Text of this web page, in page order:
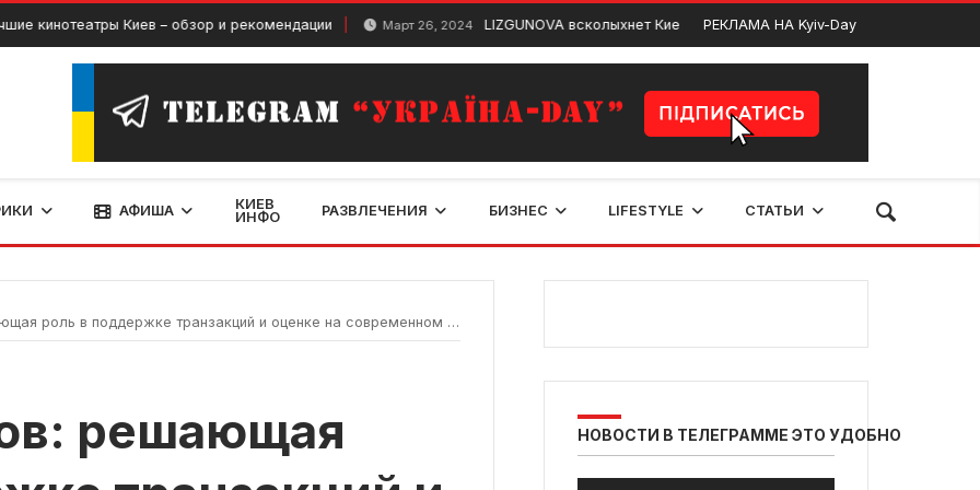
Киев – обзор и рекомендации Март 26, 2024 LIZGUNOVA всколыхнет Киев мощным рок-вечером Декабрь 18, 2023
РЕКЛАМА НА Kyiv-Day
АФИША
КИЕВ
ИНФО
РАЗВЛЕЧЕНИЯ БИЗНЕС LIFESTYLE СТАТЬИ
роль в поддержке транзакций и оценке на современном рынке
решающая
НОВОСТИ В ТЕЛЕГРАММЕ ЭТО УДОБНО